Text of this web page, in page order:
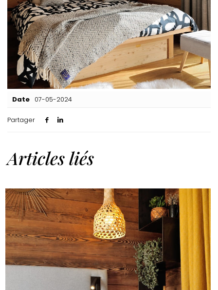
Date 07-05-2024
Partager
Articles liés